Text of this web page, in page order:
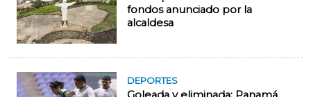
fondos anunciado por la
alcaldesa
DEPORTES